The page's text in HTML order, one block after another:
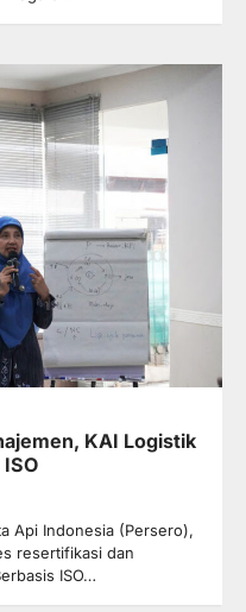
KAI Logistik
Api Indonesia (Persero),
resertifikasi dan
ISO…